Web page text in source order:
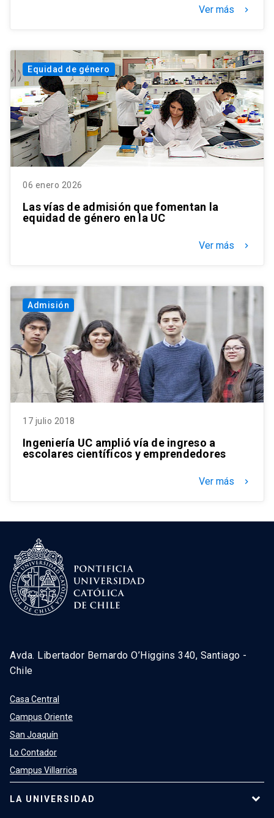
Ver más keyboard_arrow_right
Equidad de género
06 enero 2026
Las vías de admisión que fomentan la
equidad de género en la UC
Ver más keyboard_arrow_right
Admisión
17 julio 2018
Ingeniería UC amplió vía de ingreso a
escolares científicos y emprendedores
Ver más keyboard_arrow_right
Avda. Libertador Bernardo O’Higgins 340, Santiago -
Chile
Casa Central
Campus Oriente
San Joaquín
Lo Contador
Campus Villarrica
LA UNIVERSIDAD